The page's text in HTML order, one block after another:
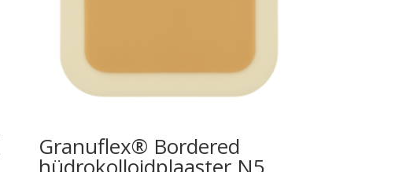
Granuflex® Bordered
hüdrokolloidplaaster N5